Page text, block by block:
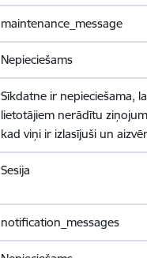
maintenance_message
Nepieciešams
Sīkdatne ir nepieciešama,
lietotājiem nerādītu
kad viņi ir izlasījuši un
Sesija
notification_messages